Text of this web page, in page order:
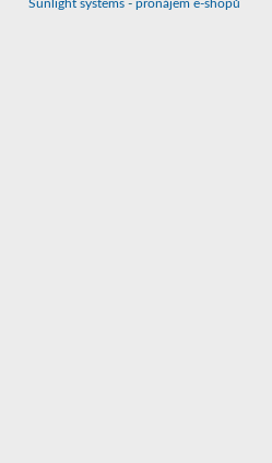
Sunlight systems - pronájem e-shopů